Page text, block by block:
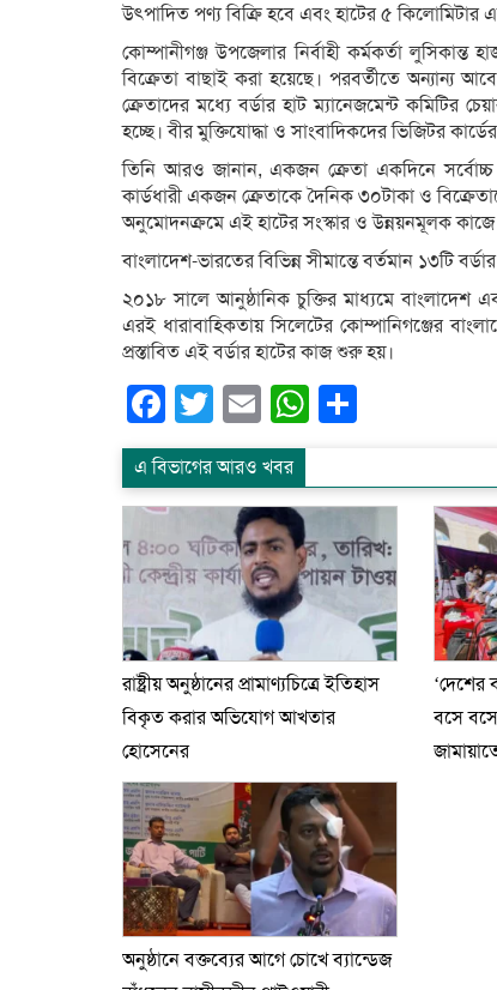
উৎপাদিত পণ্য বিক্রি হবে এবং হাটের ৫ কিলোমিটার
কোম্পানীগঞ্জ উপজেলার নির্বাহী কর্মকর্তা
বিক্রেতা বাছাই করা হয়েছে। পরবর্তীতে অন্যান্য
ক্রেতাদের মধ্যে বর্ডার হাট ম্যানেজমেন্ট কমিটির
হচ্ছে। বীর মুক্তিযোদ্ধা ও সাংবাদিকদের ভিজিটর
তিনি আরও জানান, একজন ক্রেতা একদিনে
কার্ডধারী একজন ক্রেতাকে দৈনিক ৩০টাকা ও
অনুমোদনক্রমে এই হাটের সংস্কার ও উন্নয়নমূলক কাজে
বাংলাদেশ-ভারতের বিভিন্ন সীমান্তে বর্তমান ১৩টি
২০১৮ সালে আনুষ্ঠানিক চুক্তির মাধ্যমে বাংলাদেশ
এরই ধারাবাহিকতায় সিলেটের কোম্পানিগঞ্জের
প্রস্তাবিত এই বর্ডার হাটের কাজ শুরু হয়।
Facebook
Twitter
EmailWhatsApp
এ বিভাগের আরও খবর
রাষ্ট্রীয় অনুষ্ঠানের প্রামাণ্যচিত্রে ইতিহাস
বিকৃত করার অভিযোগ আখতার
হোসেনের
‘দেশের
বসে
অনুষ্ঠানে বক্তব্যের আগে চোখে ব্যান্ডেজ